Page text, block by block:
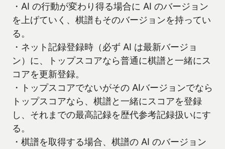
・AI の行動が変わり得る場合に AI のバージョン
を上げていく、棋譜もそのバージョンを持ってい
る。
・ネット記録登録時（必ず AI は最新バージョ
ン）に、トップスコアなら普通に棋譜と一緒にス
コアを更新登録。
・トップスコアでないがその AIバージョンでなら
トップスコアなら、棋譜と一緒にスコアを登録
し、それまでの最高記録を歴代参考記録扱いにす
る。
・棋譜を取得する場合、棋譜の AI のバージョン